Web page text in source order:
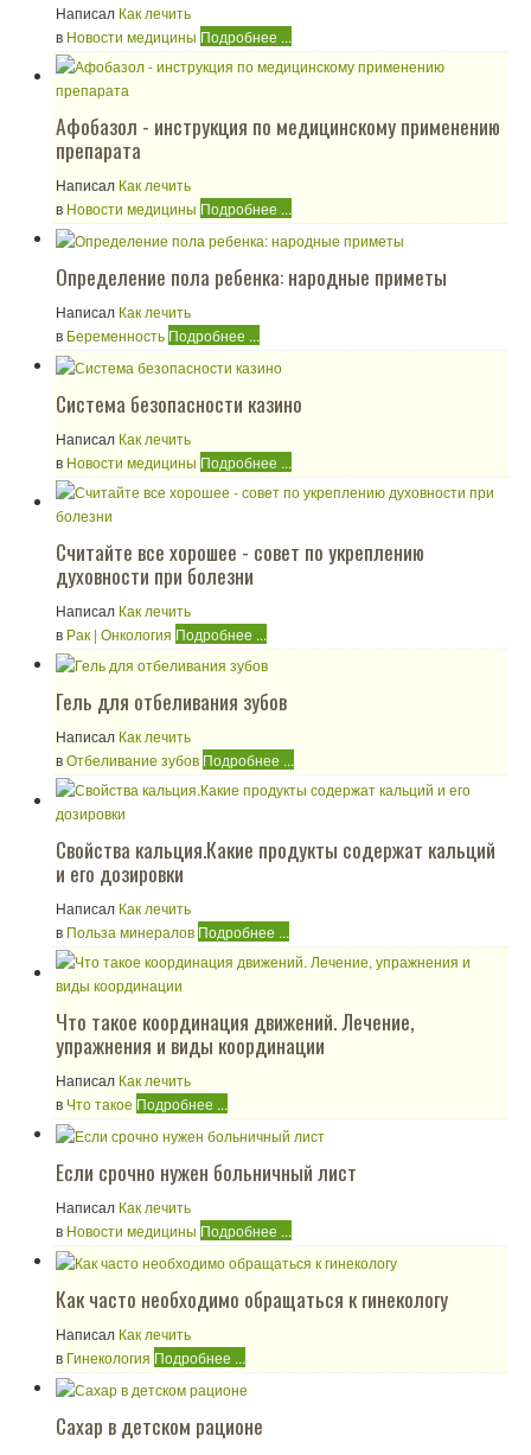
Написал Как лечить
в Новости медицины Подробнее ...
Афобазол - инструкция по медицинскому применению
препарата
Написал Как лечить
в Новости медицины Подробнее ...
Определение пола ребенка: народные приметы
Написал Как лечить
в Беременность Подробнее ...
Система безопасности казино
Написал Как лечить
в Новости медицины Подробнее ...
Считайте все хорошее - совет по укреплению
духовности при болезни
Написал Как лечить
в Рак | Онкология Подробнее ...
Гель для отбеливания зубов
Написал Как лечить
вОтбеливание зубов Подробнее ...
Свойства кальция.Какие продукты содержат кальций
и его дозировки
Написал Как лечить
в Польза минералов Подробнее ...
Что такое координация движений. Лечение,
упражнения и виды координации
Написал Как лечить
в Что такое Подробнее ...
Если срочно нужен больничный лист
Написал Как лечить
в Новости медицины Подробнее ...
Как часто необходимо обращаться к гинекологу
Написал Как лечить
в Гинекология Подробнее ...
Сахар в детском рационе